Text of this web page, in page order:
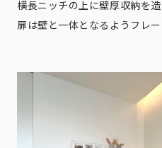
横長ニッチの上に壁厚収納を造
扉は壁と一体となるようフレー